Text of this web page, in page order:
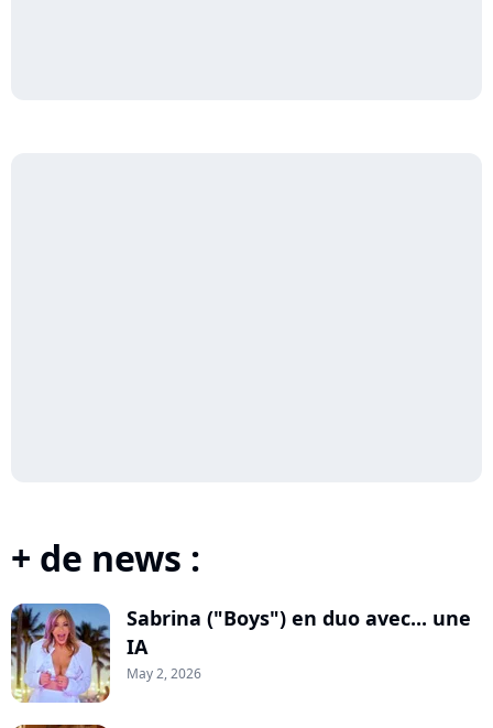
+ de news :
Sabrina ("Boys") en duo avec... une
IA
May 2, 2026